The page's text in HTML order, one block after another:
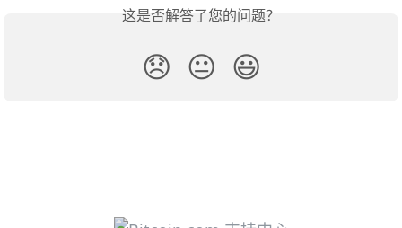
这是否解答了您的问题？
😞 😐 😃